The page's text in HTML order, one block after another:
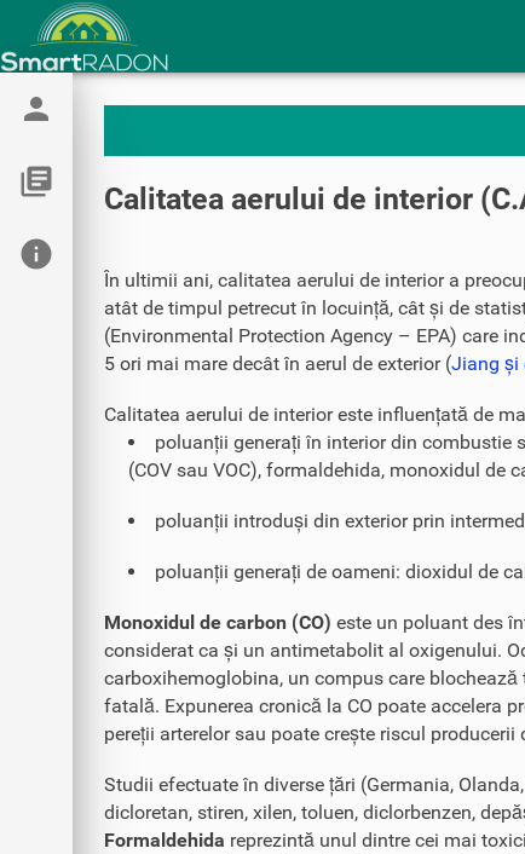
person
library_books
info
Calitatea aerului de interior
În ultimii ani, calitatea aerului de interior a
atât de timpul petrecut în locuință, cât și de
(Environmental Protection Agency – EPA) care
5 ori mai mare decât în aerul de exterior (Jiang și
Calitatea aerului de interior este influențată de
poluanții generați în interior din
(COV sau VOC), formaldehida, monoxidul de
poluanții introduși din exterior prin
poluanții generați de oameni: dioxidul de
Monoxidul de carbon (CO) este un poluant des
considerat ca și un antimetabolit al oxigenului.
carboxihemoglobina, un compus care
fatală. Expunerea cronică la CO poate accelera
pereții arterelor sau poate crește riscul
Studii efectuate în diverse țări (Germania,
dicloretan, stiren, xilen, toluen, diclorbenzen,
Formaldehida reprezintă unul dintre cei mai